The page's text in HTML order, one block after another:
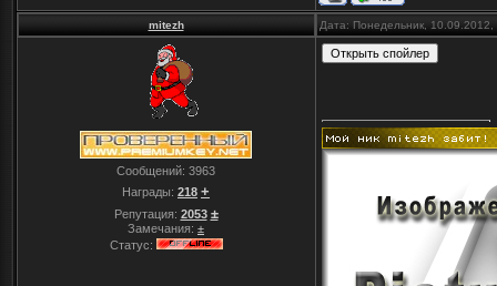
mitezh Дата: Понедельник,
Сообщений: 3963
Награды: 218 +
Репутация: 2053 ±
Замечания: ±
Статус: